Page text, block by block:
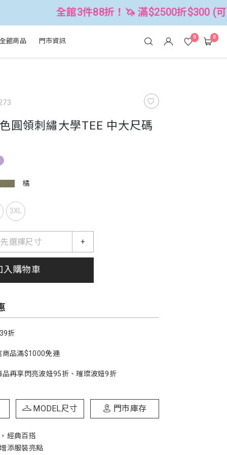
館3件88折！🦄 滿$2500折$300 (可累折）
全館商品 門市資訊 0 0
圓領刺繡大學TEE 中大尺碼
橘
3XL
選擇尺寸 +
入購物車
折
商品滿$1000免運
品再享閃亮波妞95折、璀璨波妞9折
MODEL尺寸 門市庫存
經典百搭
添服裝亮點